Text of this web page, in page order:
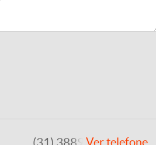
Ver telefone